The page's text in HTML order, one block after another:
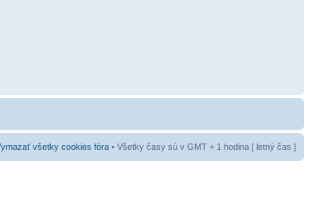
všetky cookies fóra • Všetky časy sú v GMT + 1 hodina [ letný čas ]